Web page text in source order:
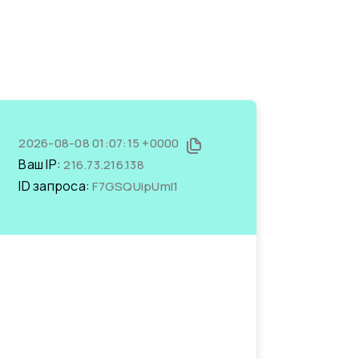
2026-08-08 01:07:15 +0000
Ваш IP:216.73.216.138
ID запроса:F7GSQUipUmI1